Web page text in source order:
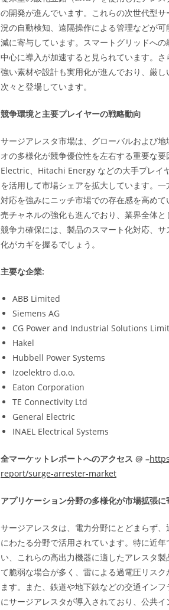
の開発が進んでいます。これらの次世代型
況の自動検知、遠隔操作による管理などが
減に寄与しています。スマートグリッドへ
中心に導入が加速すると見られています。
強い素材や設計も実用化が進んでおり、厳
次々と登場しています。
競争環境と主要プレイヤーの戦略動向
サージアレスタ市場は、グローバルおよび
オの多様化が競争優位性を左右する重要な
Electric、Hitachi Energy などの大手プレイ
を活用して市場シェアを拡大しています。
対応を強みにニッチ市場での存在感を高め
売チャネルの強化も進んでおり、業界全体
競争力確保には、製品のスマート化対応、
化がカギを握るでしょう。
主要な企業:
ABB Limited
Siemens AG
CG Power and Industrial Solutions
Hakel
Hubbell Power Systems
Izoelektro d.o.o.
Eaton Corporation
TE Connectivity Ltd
General Electric
INAEL Electrical Systems
全マーケットレポートへのアクセス @ –
report/surge-arrester-market
アプリケーション分野の多様化が市場拡張に
サージアレスタは、電力分野にとどまらず
にわたる分野で活用されています。特に近
い、これらの高出力機器に適したアレスタ
て脆弱な場合が多く、雷による過電圧リス
ます。また、鉄道や地下鉄などの交通イン
にサージアレスタが導入されており、公共イ